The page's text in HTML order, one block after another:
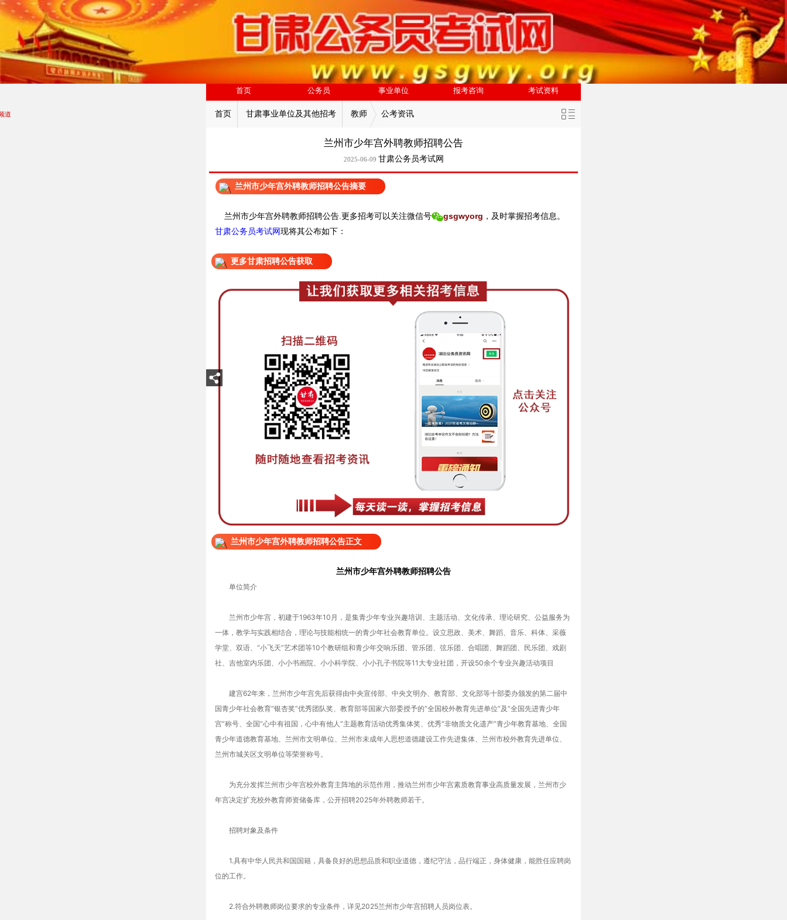
首页 公务员 事业单位 报考咨询 考试资料
首页 甘肃事业单位及其他招考 教师 公考资讯
道
兰州市少年宫外聘教师招聘公告
2025-06-09 甘肃公务员考试网
兰州市少年宫外聘教师招聘公告摘要
兰州市少年宫外聘教师招聘公告.更多招考可以关注微信号 gsgwyorg ， 及时掌握招考信息。
甘肃公务员考试网现将其公布如下：
更多甘肃招聘公告获取
兰州市少年宫外聘教师招聘公告正文
兰州市少年宫外聘教师招聘公告
单位简介
兰州市少年宫，初建于1963年10月，是集青少年专业兴趣培训、主题活动、文化传承、理论研究、公益服务为
一体，教学与实践相结合，理论与技能相统一的青少年社会教育单位。设立思政、美术、舞蹈、音乐、科体、采薇
学堂、双语、“小飞天”艺术团等10个教研组和青少年交响乐团、管乐团、弦乐团、合唱团、舞蹈团、民乐团、戏剧
社、吉他室内乐团、小小书画院、小小科学院、小小孔子书院等11大专业社团，开设50余个专业兴趣活动项目
建宫62年来，兰州市少年宫先后获得由中央宣传部、中央文明办、教育部、文化部等十部委办颁发的第二届中
国青少年社会教育“银杏奖”优秀团队奖、教育部等国家六部委授予的“全国校外教育先进单位”及“全国先进青少年
宫”称号、全国“心中有祖国，心中有他人”主题教育活动优秀集体奖、优秀“非物质文化遗产”青少年教育基地、全国
青少年道德教育基地、兰州市文明单位、兰州市未成年人思想道德建设工作先进集体、兰州市校外教育先进单位、
兰州市城关区文明单位等荣誉称号。
为充分发挥兰州市少年宫校外教育主阵地的示范作用，推动兰州市少年宫素质教育事业高质量发展，兰州市少
年宫决定扩充校外教育师资储备库，公开招聘2025年外聘教师若干。
招聘对象及条件
1.具有中华人民共和国国籍，具备良好的思想品质和职业道德，遵纪守法，品行端正，身体健康，能胜任应聘岗
位的工作。
2.符合外聘教师岗位要求的专业条件，详见2025兰州市少年宫招聘人员岗位表。